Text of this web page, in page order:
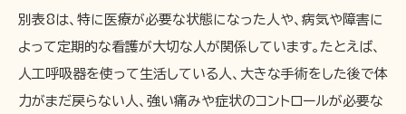
別表8は、特に医療が必要な状態になった人や、病気や障害に
よって定期的な看護が大切な人が関係しています。たとえば、
人工呼吸器を使って生活している人、大きな手術をした後で体
力がまだ戻らない人、強い痛みや症状のコントロールが必要な